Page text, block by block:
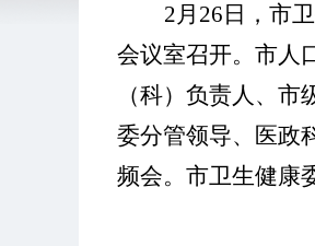
2月26日，市
会议室召开。市人
（科）负责人、
委分管领导、医政
频会。市卫生健康